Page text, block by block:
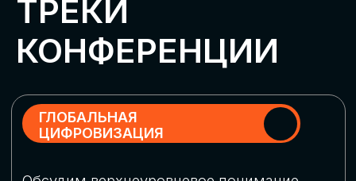
ЦИФРОВИЗАЦИЯ
МАРКЕТИНГА И ПРОДАЖ
Обменяемся опытом, какие ИИ-решения
в маркетинге и продажах наиболее
рекламными кампаниями показывают
наибольшую эффективность
РОБОТИЗАЦИЯ